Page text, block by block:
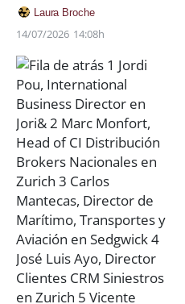
Laura Broche
14/07/2026 14:08h